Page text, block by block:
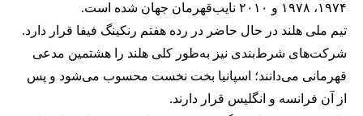
۱۹۷۴، ۱۹۷۸ و ۲۰۱۰ نایب‌قهرمان جهان شده است.
تیم ملی هلند در حال حاضر در رده هفتم رنکینگ فیفا قرار دارد.
شرکت‌های شرط‌بندی نیز به‌طور کلی هلند را هشتمین مدعی
قهرمانی می‌دانند؛ اسپانیا بخت نخست محسوب می‌شود و پس
از آن فرانسه و انگلیس قرار دارند.